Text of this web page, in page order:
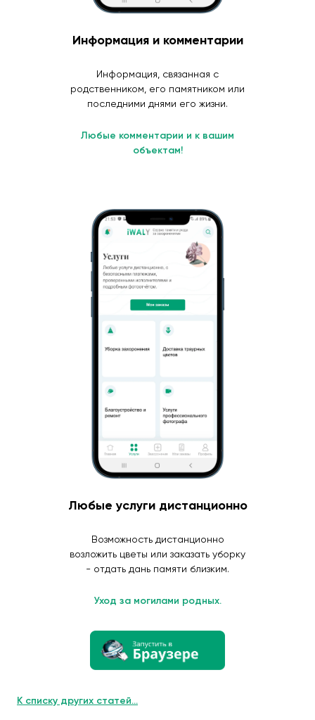
Информация и комментарии
Информация, связанная с
родственником, его памятником или
последними днями его жизни.
Любые комментарии и к вашим
объектам!
Любые услуги дистанционно
Возможность дистанционно
возложить цветы или заказать уборку
- отдать дань памяти близким.
Уход за могилами родных.
К списку других статей...